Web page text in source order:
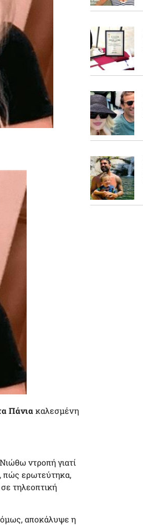
Πάνιακαλεσμένη
Νιώθω ντροπή γιατί
πώς ερωτεύτηκα,
τηλεοπτική
αποκάλυψε η